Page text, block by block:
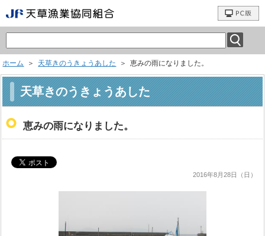
ホーム ＞ 天草きのうきょうあした ＞ 恵みの雨になりました。
天草きのうきょうあした
恵みの雨になりました。
2016年8月28日（日）